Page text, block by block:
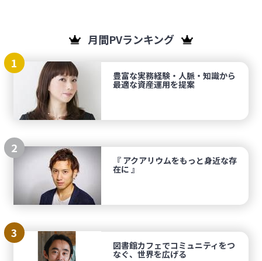
月間PVランキング
1
豊富な実務経験・人脈・知識から
最適な資産運用を提案
2
『 アクアリウムをもっと身近な存
在に 』
3
図書館カフェでコミュニティをつ
なぐ、世界を広げる